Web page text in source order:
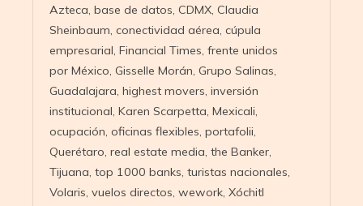
Azteca, base de datos, CDMX, Claudia
Sheinbaum, conectividad aérea, cúpula
empresarial, Financial Times, frente unidos
por México, Gisselle Morán, Grupo Salinas,
Guadalajara, highest movers, inversión
institucional, Karen Scarpetta, Mexicali,
ocupación, oficinas flexibles, portafolii,
Querétaro, real estate media, the Banker,
Tijuana, top 1000 banks, turistas nacionales,
Volaris, vuelos directos, wework, Xóchitl